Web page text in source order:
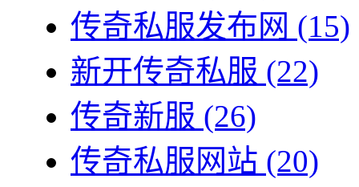
传奇私服发布网 (15)
新开传奇私服 (22)
传奇新服 (26)
传奇私服网站 (20)